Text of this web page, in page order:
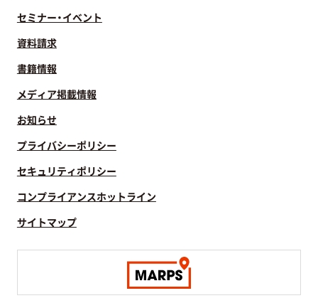
セミナー・イベント
資料請求
書籍情報
メディア掲載情報
お知らせ
プライバシーポリシー
セキュリティポリシー
コンプライアンスホットライン
サイトマップ